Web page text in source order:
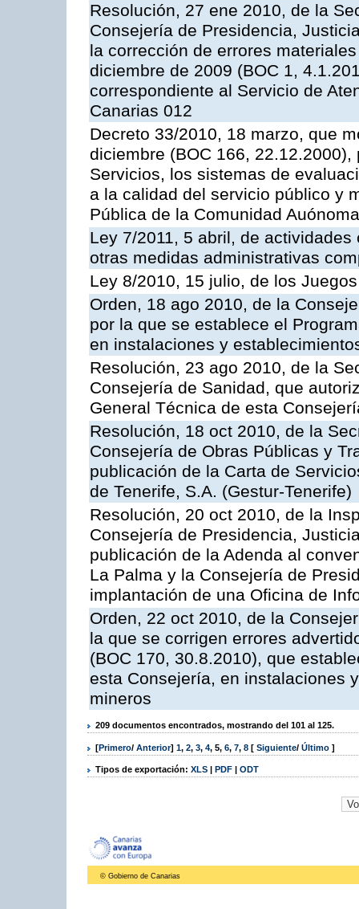
Resolución, 27 ene 2010, de la
Consejería de Presidencia,
la corrección de errores
diciembre de 2009 (BOC 1,
correspondiente al Servicio de
Canarias 012
Decreto 33/2010, 18 marzo, que
diciembre (BOC 166,
Servicios, los sistemas de
a la calidad del servicio público y
Pública de la Comunidad
Ley 7/2011, 5 abril, de
otras medidas administrativas
Ley 8/2010, 15 julio, de los
Orden, 18 ago 2010, de la
por la que se establece el
en instalaciones y
Resolución, 23 ago 2010, de la
Consejería de Sanidad, que
General Técnica de esta
Resolución, 18 oct 2010, de la
Consejería de Obras Públicas y
publicación de la Carta de
de Tenerife, S.A. (Gestur-Tenerife)
Resolución, 20 oct 2010, de la
Consejería de Presidencia,
publicación de la Adenda al
La Palma y la Consejería de
implantación de una Oficina de
Orden, 22 oct 2010, de la
la que se corrigen errores
(BOC 170, 30.8.2010), que
esta Consejería, en instalaciones
mineros
209 documentos encontrados, mostrando del 101 al 125.
[Primero/ Anterior] 1, 2, 3, 4, 5, 6, 7, 8 [ Siguiente/ Último ]
Tipos de exportación: XLS | PDF | ODT
© Gobierno de Canarias